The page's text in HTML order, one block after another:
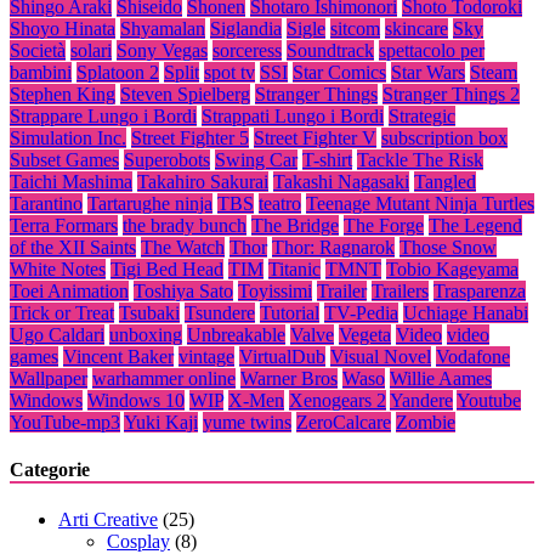
Shingo Araki Shiseido Shonen Shotaro Ishimonori Shoto Todoroki
Shoyo Hinata Shyamalan Siglandia Sigle sitcom skincare Sky
Società solari Sony Vegas sorceress Soundtrack spettacolo per
bambini Splatoon 2 Split spot tv SSI Star Comics Star Wars Steam
Stephen King Steven Spielberg Stranger Things Stranger Things 2
Strappare Lungo i Bordi Strappati Lungo i Bordi Strategic
Simulation Inc. Street Fighter 5 Street Fighter V subscription box
Subset Games Superobots Swing Car T-shirt Tackle The Risk
Taichi Mashima Takahiro Sakurai Takashi Nagasaki Tangled
Tarantino Tartarughe ninja TBS teatro Teenage Mutant Ninja Turtles
Terra Formars the brady bunch The Bridge The Forge The Legend
of the XII Saints The Watch Thor Thor: Ragnarok Those Snow
White Notes Tigi Bed Head TIM Titanic TMNT Tobio Kageyama
Toei Animation Toshiya Sato Toyissimi Trailer Trailers Trasparenza
Trick or Treat Tsubaki Tsundere Tutorial TV-Pedia Uchiage Hanabi
Ugo Caldari unboxing Unbreakable Valve Vegeta Video video
games Vincent Baker vintage VirtualDub Visual Novel Vodafone
Wallpaper warhammer online Warner Bros Waso Willie Aames
Windows Windows 10 WIP X-Men Xenogears 2 YandereYoutube
YouTube-mp3Yuki Kaji yume twins ZeroCalcare Zombie
Categorie
Arti Creative (25)
Cosplay (8)